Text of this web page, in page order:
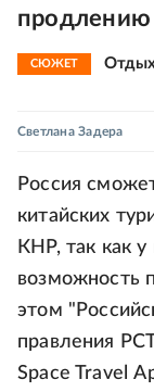
продлению
СЮЖЕТ
Светлана Задера
Россия
китайских
КНР, так как
возможность
этом
правления
Space Travel